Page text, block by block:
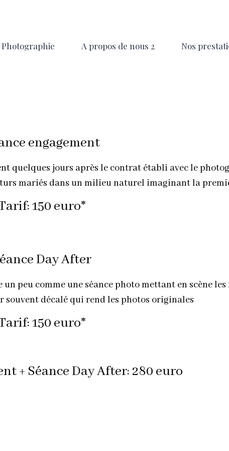
Photographie
A propos de nous 2 Nos
engagement
quelques jours après le contrat établi avec le
mariés dans un milieu naturel imaginant la
150 euro*
Day After
peu comme une séance photo mettant en scène
souvent décalé qui rend les photos originales
150 euro*
+ Séance Day After: 280 euro